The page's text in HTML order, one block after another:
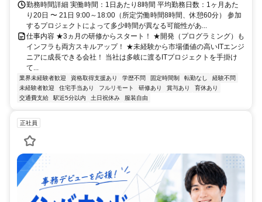
勤務時間詳細 実働時間：1日あたり8時間 平均勤務日数：1ヶ月あた
り20日 〜 21日 9:00～18:00（所定労働時間8時間、休憩60分） 参加
するプロジェクトによって多少時間が異なる可能性があ...
仕事内容 ★3ヵ月の研修からスタート！ ★開発（プログラミング）も
インフラも両方スキルアップ！ ★未経験から市場価値の高いITエンジ
ニアに成長できる会社！ 当社は多岐に渡るITプロジェクトを手掛け
て...
業界未経験者歓迎 資格取得支援あり 学歴不問 固定時間制 転勤なし
経験不問
未経験者歓迎
住宅手当あり フルリモート 研修あり 賞与あり
育休あり
交通費支給
駅近5分以内 土日祝休み 服装自由
正社員